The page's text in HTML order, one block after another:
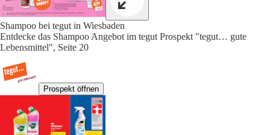
Shampoo bei tegut in Wiesbaden
Entdecke das Shampoo Angebot im tegut Prospekt "tegut… gute
Lebensmittel", Seite 20
Prospekt öffnen